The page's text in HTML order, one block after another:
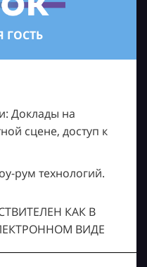
ГОСТЬ
Доклады на
сцене, доступ к
рум технологий.
КАК В
ВИДЕ